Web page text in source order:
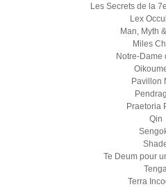
Les Secrets de la
Lex
Man, Myth
Miles
Notre-Dame
Pavillon
Praetoria
Qin
Te Deum pour
Tenga
Terra